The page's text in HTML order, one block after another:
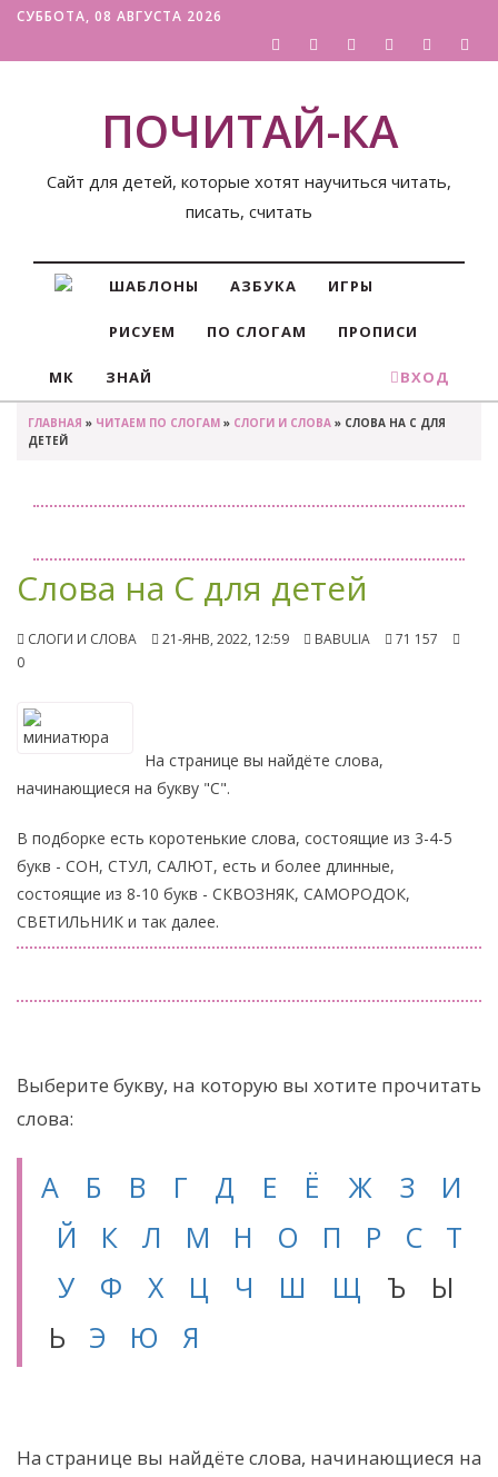
СУББОТА, 08 АВГУСТА 2026
ПОЧИТАЙ-КА
Сайт для детей, которые хотят научиться читать,
писать, считать
ШАБЛОНЫ АЗБУКА ИГРЫ
РИСУЕМ ПО СЛОГАМ ПРОПИСИ
МК ЗНАЙ ВХОД
ГЛАВНАЯ » ЧИТАЕМ ПО СЛОГАМ » СЛОГИ И СЛОВА » СЛОВА НА С ДЛЯ
ДЕТЕЙ
Слова на С для детей
СЛОГИ И СЛОВА 21-ЯНВ, 2022, 12:59 BABULIA
71 157
0
На странице вы найдёте слова,
начинающиеся на букву "С".
В подборке есть коротенькие слова, состоящие из 3-4-5
букв - СОН, СТУЛ, САЛЮТ, есть и более длинные,
состоящие из 8-10 букв - СКВОЗНЯК, САМОРОДОК,
СВЕТИЛЬНИК и так далее.
Выберите букву, на которую вы хотите прочитать
слова:
А Б В Г Д Е Ё Ж З
И
Й
К Л М Н О П Р С
Т
У
Ф Х Ц Ч Ш Щ Ъ Ы
Ь Э Ю Я
На странице вы найдёте слова, начинающиеся на